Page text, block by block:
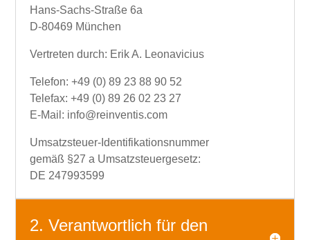
Hans-Sachs-Straße 6a
D-80469 München
Vertreten durch: Erik A. Leonavicius
Telefon: +49 (0) 89 23 88 90 52
Telefax: +49 (0) 89 26 02 23 27
E-Mail: info@reinventis.com
Umsatzsteuer-Identifikationsnummer
gemäß §27 a Umsatzsteuergesetz:
DE 247993599
2. Verantwortlich für den